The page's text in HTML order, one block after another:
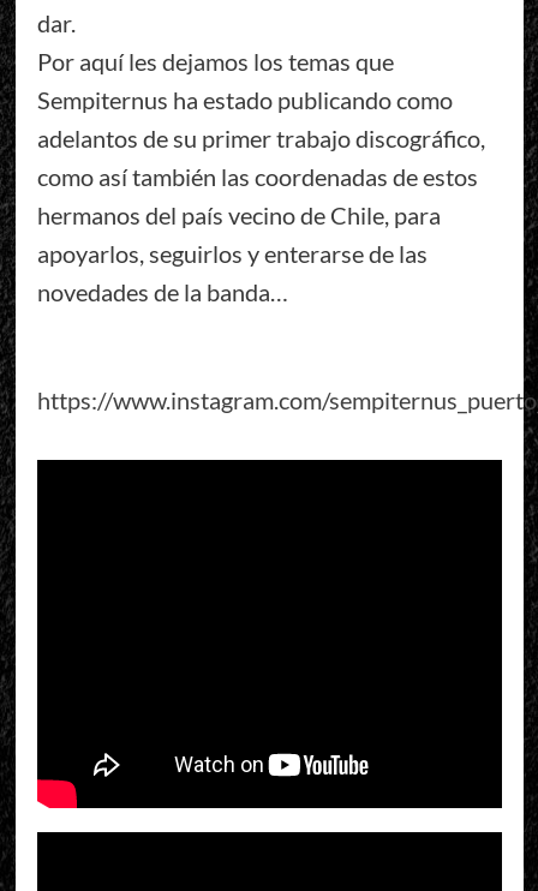
dar.
Por aquí les dejamos los temas que
Sempiternus ha estado publicando como
adelantos de su primer trabajo discográfico,
como así también las coordenadas de estos
hermanos del país vecino de Chile, para
apoyarlos, seguirlos y enterarse de las
novedades de la banda…
https://www.instagram.com/